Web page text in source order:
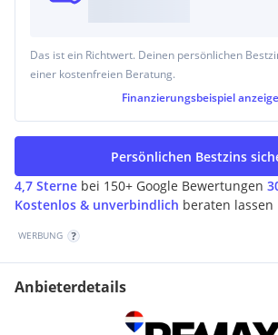
Das ist ein Richtwert. Deinen persönlichen
einer kostenfreien Beratung.
Finanzierungsbeispiel
4,7 Sterne bei 150+ Google Bewertungen
Kostenlos & unverbindlich beraten lassen
Persönlichen Bestzins
WERBUNG
Anbieterdetails